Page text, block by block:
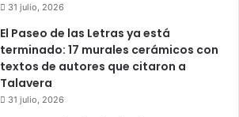
31 julio, 2026
El Paseo de las Letras ya está
terminado: 17 murales cerámicos con
textos de autores que citaron a
Talavera
31 julio, 2026